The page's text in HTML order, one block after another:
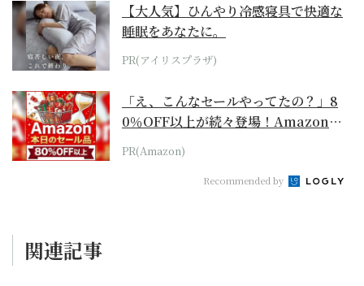
【大人気】ひんやり冷感寝具で快適な
睡眠をあなたに。
PR(アイリスプラザ)
「え、こんなセールやってたの？」8
0％OFF以上が続々登場！Amazonの
本気が...
PR(Amazon)
Recommended by
関連記事